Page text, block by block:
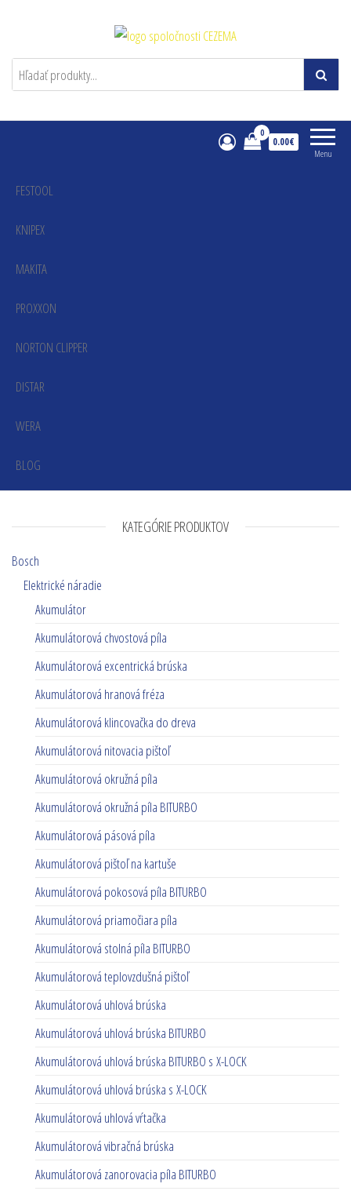
Cezema
Menu
0
0.00€
FESTOOL
KNIPEX
MAKITA
PROXXON
NORTON CLIPPER
DISTAR
WERA
BLOG
KATEGÓRIE PRODUKTOV
Bosch
Elektrické náradie
Akumulátor
Akumulátorová chvostová píla
Akumulátorová excentrická brúska
Akumulátorová hranová fréza
Akumulátorová klincovačka do dreva
Akumulátorová nitovacia pištoľ
Akumulátorová okružná píla
Akumulátorová okružná píla BITURBO
Akumulátorová pásová píla
Akumulátorová pištoľ na kartuše
Akumulátorová pokosová píla BITURBO
Akumulátorová priamočiara píla
Akumulátorová stolná píla BITURBO
Akumulátorová teplovzdušná pištoľ
Akumulátorová uhlová brúska
Akumulátorová uhlová brúska BITURBO
Akumulátorová uhlová brúska BITURBO s X-LOCK
Akumulátorová uhlová brúska s X-LOCK
Akumulátorová uhlová vŕtačka
Akumulátorová vibračná brúska
Akumulátorová zanorovacia píla BITURBO